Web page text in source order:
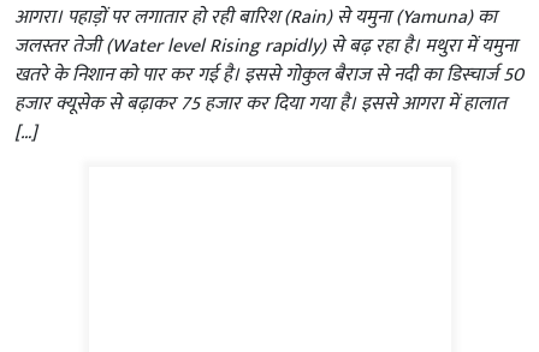
आगरा। पहाड़ों पर लगातार हो रही बारिश (Rain) से यमुना (Yamuna) का
जलस्तर तेजी (Water level Rising rapidly) से बढ़ रहा है। मथुरा में यमुना
खतरे के निशान को पार कर गई है। इससे गोकुल बैराज से नदी का डिस्चार्ज 50
हजार क्यूसेक से बढ़ाकर 75 हजार कर दिया गया है। इससे आगरा में हालात
[…]